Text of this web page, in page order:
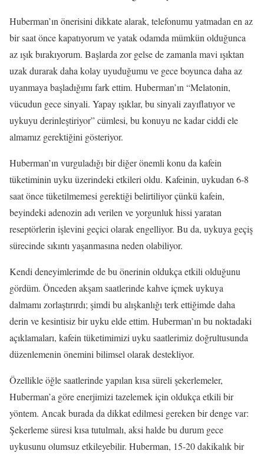
Huberman’ın önerisini dikkate alarak, telefonumu yatmadan en az
bir saat önce kapatıyorum ve yatak odamda mümkün olduğunca
az ışık bırakıyorum. Başlarda zor gelse de zamanla mavi ışıktan
uzak durarak daha kolay uyuduğumu ve gece boyunca daha az
uyanmaya başladığımı fark ettim. Huberman’ın “Melatonin,
vücudun gece sinyali. Yapay ışıklar, bu sinyali zayıflatıyor ve
uykuyu derinleştiriyor” cümlesi, bu konuyu ne kadar ciddi ele
almamız gerektiğini gösteriyor.
Huberman’ın vurguladığı bir diğer önemli konu da kafein
tüketiminin uyku üzerindeki etkileri oldu. Kafeinin, uykudan 6-8
saat önce tüketilmemesi gerektiği belirtiliyor çünkü kafein,
beyindeki adenozin adı verilen ve yorgunluk hissi yaratan
reseptörlerin işlevini geçici olarak engelliyor. Bu da, uykuya geçiş
sürecinde sıkıntı yaşanmasına neden olabiliyor.
Kendi deneyimlerimde de bu önerinin oldukça etkili olduğunu
gördüm. Önceden akşam saatlerinde kahve içmek uykuya
dalmamı zorlaştırırdı; şimdi bu alışkanlığı terk ettiğimde daha
derin ve kesintisiz bir uyku elde ettim. Huberman’ın bu noktadaki
açıklamaları, kafein tüketimimizi uyku saatlerimiz doğrultusunda
düzenlemenin önemini bilimsel olarak destekliyor.
Özellikle öğle saatlerinde yapılan kısa süreli şekerlemeler,
Huberman’a göre enerjimizi tazelemek için oldukça etkili bir
yöntem. Ancak burada da dikkat edilmesi gereken bir denge var:
Şekerleme süresi kısa tutulmalı, aksi halde bu durum gece
uykusunu olumsuz etkileyebilir. Huberman, 15-20 dakikalık bir